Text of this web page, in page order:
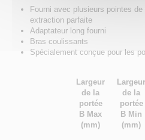
Fourni avec plusieurs pointes
extraction parfaite
Adaptateur long fourni
Bras coulissants
Spécialement conçue pour les
Largeur
de la
portée
B Max
(mm)
Largeur
de la
portée
B Min
(mm)